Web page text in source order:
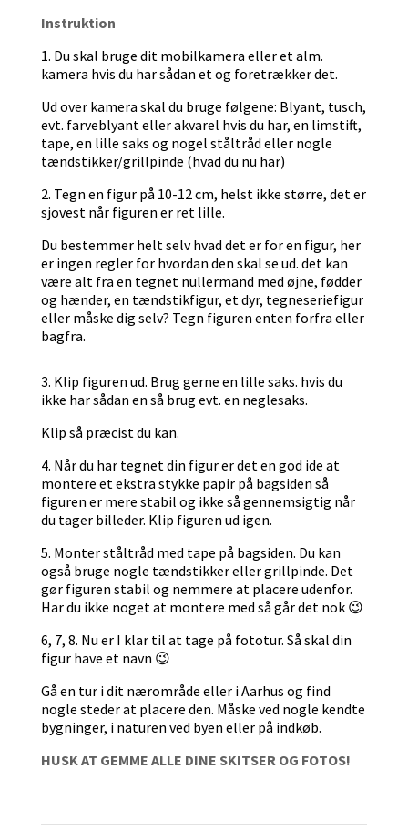
Instruktion
1. Du skal bruge dit mobilkamera eller et alm.
kamera hvis du har sådan et og foretrækker det.
Ud over kamera skal du bruge følgene: Blyant, tusch,
evt. farveblyant eller akvarel hvis du har, en limstift,
tape, en lille saks og nogel ståltråd eller nogle
tændstikker/grillpinde (hvad du nu har)
2. Tegn en figur på 10-12 cm, helst ikke større, det er
sjovest når figuren er ret lille.
Du bestemmer helt selv hvad det er for en figur, her
er ingen regler for hvordan den skal se ud. det kan
være alt fra en tegnet nullermand med øjne, fødder
og hænder, en tændstikfigur, et dyr, tegneseriefigur
eller måske dig selv? Tegn figuren enten forfra eller
bagfra.
3. Klip figuren ud. Brug gerne en lille saks. hvis du
ikke har sådan en så brug evt. en neglesaks.
Klip så præcist du kan.
4. Når du har tegnet din figur er det en god ide at
montere et ekstra stykke papir på bagsiden så
figuren er mere stabil og ikke så gennemsigtig når
du tager billeder. Klip figuren ud igen.
5. Monter ståltråd med tape på bagsiden. Du kan
også bruge nogle tændstikker eller grillpinde. Det
gør figuren stabil og nemmere at placere udenfor.
Har du ikke noget at montere med så går det nok 😉
6, 7, 8. Nu er I klar til at tage på fototur. Så skal din
figur have et navn 😉
Gå en tur i dit nærområde eller i Aarhus og find
nogle steder at placere den. Måske ved nogle kendte
bygninger, i naturen ved byen eller på indkøb.
HUSK AT GEMME ALLE DINE SKITSER OG FOTOS!